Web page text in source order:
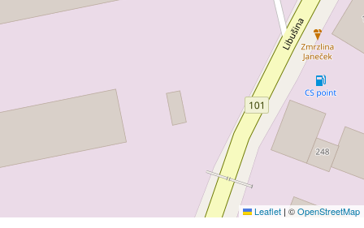
Leaflet | ©OpenStreetMap